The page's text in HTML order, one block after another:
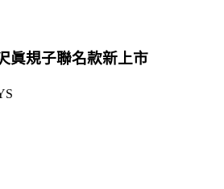
眞規子聯名款新上市